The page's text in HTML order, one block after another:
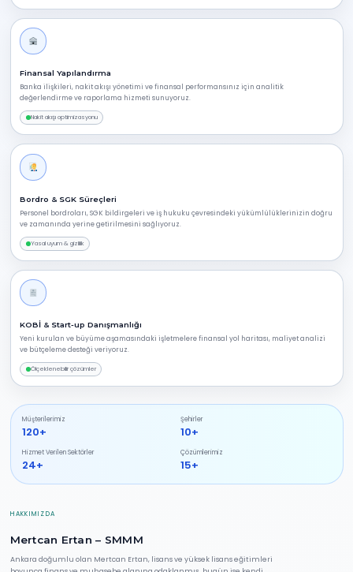
Finansal Yapılandırma
Banka ilişkileri, nakit akışı yönetimi ve finansal performansınız için analitik
değerlendirme ve raporlama hizmeti sunuyoruz.
Nakit akışı optimizasyonu
Bordro & SGK Süreçleri
Personel bordroları, SGK bildirgeleri ve iş hukuku çevresindeki yükümlülüklerinizin doğru
ve zamanında yerine getirilmesini sağlıyoruz.
Yasal uyum & gizlilik
KOBİ & Start-up Danışmanlığı
Yeni kurulan ve büyüme aşamasındaki işletmelere finansal yol haritası, maliyet analizi
ve bütçeleme desteği veriyoruz.
Ölçeklenebilir çözümler
Müşterilerimiz
120+
Şehirler
10+
Hizmet Verilen Sektörler
24+
Çözümlerimiz
15+
HAKKIMIZDA
Mertcan Ertan – SMMM
Ankara doğumlu olan Mertcan Ertan, lisans ve yüksek lisans eğitimleri